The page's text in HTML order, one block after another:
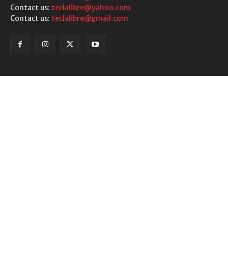
Contact us: teclalibre@yahoo.com
Contact us: teclalibre@gmail.com